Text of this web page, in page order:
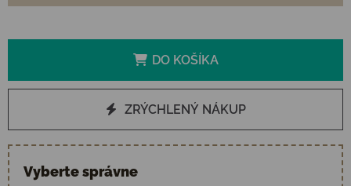
DO KOŠÍKA
ZRÝCHLENÝ NÁKUP
Vyberte správne